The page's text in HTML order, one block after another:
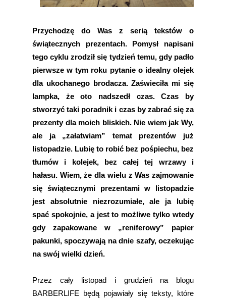
Przychodzę do Was z serią tekstów o
świątecznych prezentach. Pomysł napisani
tego cyklu zrodził się tydzień temu, gdy padło
pierwsze w tym roku pytanie o idealny olejek
dla ukochanego brodacza. Zaświeciła mi się
lampka, że oto nadszedł czas. Czas by
stworzyć taki poradnik i czas by zabrać się za
prezenty dla moich bliskich. Nie wiem jak Wy,
ale ja „załatwiam” temat prezentów już
listopadzie. Lubię to robić bez pośpiechu, bez
tłumów i kolejek, bez całej tej wrzawy i
hałasu. Wiem, że dla wielu z Was zajmowanie
się świątecznymi prezentami w listopadzie
jest absolutnie niezrozumiałe, ale ja lubię
spać spokojnie, a jest to możliwe tylko wtedy
gdy zapakowane w „reniferowy” papier
pakunki, spoczywają na dnie szafy, oczekując
na swój wielki dzień.
Przez cały listopad i grudzień na blogu
BARBERLIFE będą pojawiały się teksty, które